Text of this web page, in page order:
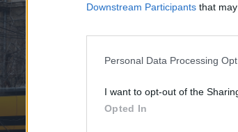
Downstream Participants that
Personal Data Processing
I want to opt-out of the
Opted In